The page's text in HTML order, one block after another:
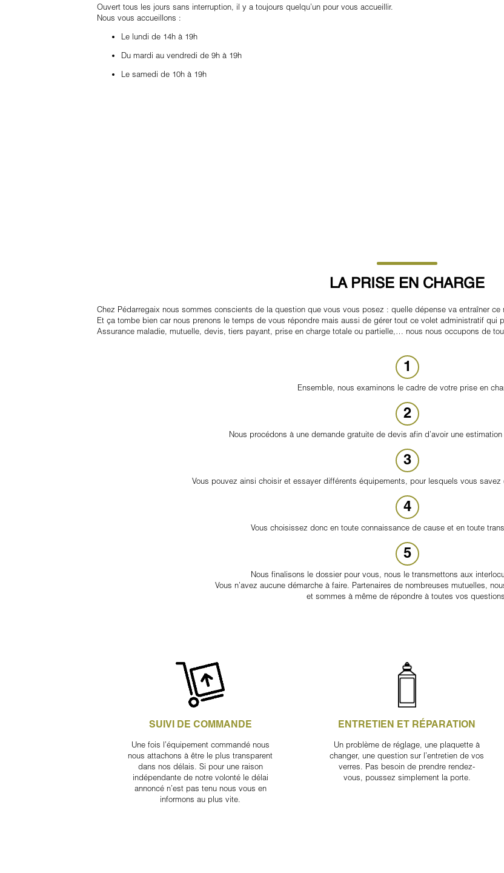
Ouvert tous les jours sans interruption, il y a toujours quelqu’un pour vous accueillir.
Nous vous accueillons :
Le lundi de 14h à 19h
Du mardi au vendredi de 9h à 19h
Le samedi de 10h à 19h
LA PRISE EN CHARGE
Chez Pédarregaix nous sommes conscients de la question que vous vous posez : quelle dépense va entraîner ce
Et ça tombe bien car nous prenons le temps de vous répondre mais aussi de gérer tout ce volet administratif qui
Assurance maladie, mutuelle, devis, tiers payant, prise en charge totale ou partielle,… nous nous occupons de
1
Ensemble, nous examinons le cadre de votre prise en
2
Nous procédons à une demande gratuite de devis afin d’avoir une
3
Vous pouvez ainsi choisir et essayer différents équipements, pour lesquels vous savez
4
Vous choisissez donc en toute connaissance de cause et en toute
5
Nous finalisons le dossier pour vous, nous le transmettons aux
Vous n’avez aucune démarche à faire. Partenaires de nombreuses mutuelles,
et sommes à même de répondre à toutes vos
SUIVI DE COMMANDE
Une fois l’équipement commandé nous
nous attachons à être le plus transparent
dans nos délais. Si pour une raison
indépendante de notre volonté le délai
annoncé n’est pas tenu nous vous en
informons au plus vite.
ENTRETIEN ET RÉPARATION
Un problème de réglage, une plaquette à
changer, une question sur l’entretien de vos
verres. Pas besoin de prendre rendez-
vous, poussez simplement la porte.